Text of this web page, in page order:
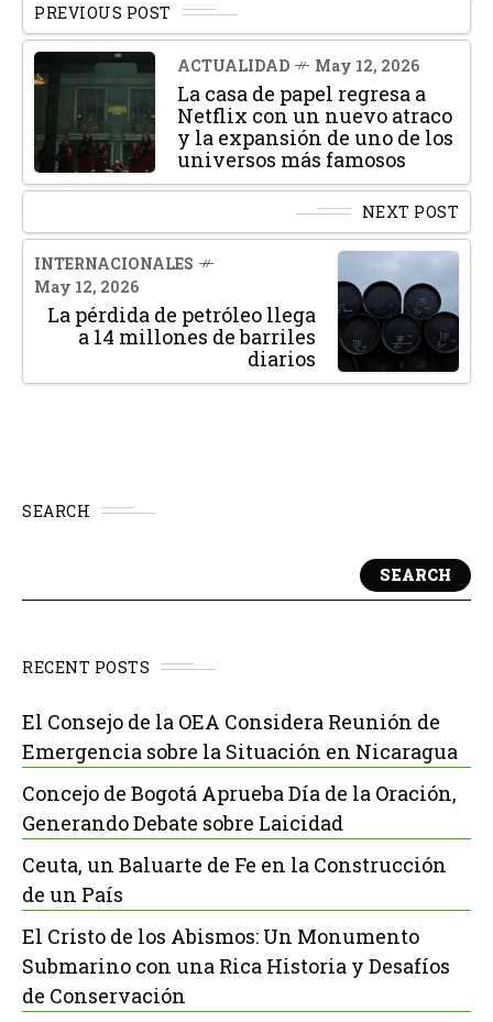
PREVIOUS POST
ACTUALIDAD May 12, 2026
La casa de papel regresa a
Netflix con un nuevo atraco
y la expansión de uno de los
universos más famosos
NEXT POST
INTERNACIONALES
May 12, 2026
La pérdida de petróleo llega
a 14 millones de barriles
diarios
SEARCH
SEARCH
RECENT POSTS
El Consejo de la OEA Considera Reunión de
Emergencia sobre la Situación en Nicaragua
Concejo de Bogotá Aprueba Día de la Oración,
Generando Debate sobre Laicidad
Ceuta, un Baluarte de Fe en la Construcción
de un País
El Cristo de los Abismos: Un Monumento
Submarino con una Rica Historia y Desafíos
de Conservación